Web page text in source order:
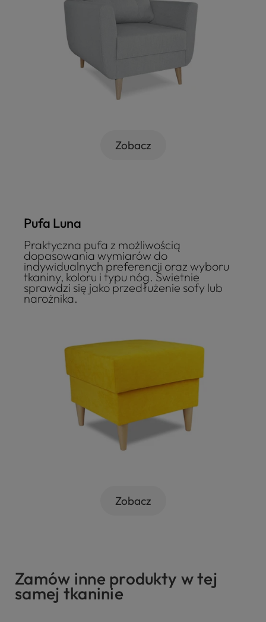
Zobacz
Pufa Luna
Praktyczna pufa z możliwością
dopasowania wymiarów do
indywidualnych preferencji oraz wyboru
tkaniny, koloru i typu nóg. Świetnie
sprawdzi się jako przedłużenie sofy lub
narożnika.
Zobacz
Zamów inne produkty w tej
samej tkaninie